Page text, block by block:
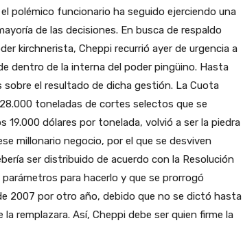
polémico funcionario ha seguido ejerciendo una
de las decisiones. En busca de respaldo
kirchnerista, Cheppi recurrió ayer de urgencia a
dentro de la interna del poder pingüino. Hasta
sobre el resultado de dicha gestión. La Cuota
toneladas de cortes selectos que se
19.000 dólares por tonelada, volvió a ser la piedra
millonario negocio, por el que se desviven
ser distribuido de acuerdo con la Resolución
para hacerlo y que se prorrogó
2007 por otro año, debido que no se dictó hasta
remplazara. Así, Cheppi debe ser quien firme la